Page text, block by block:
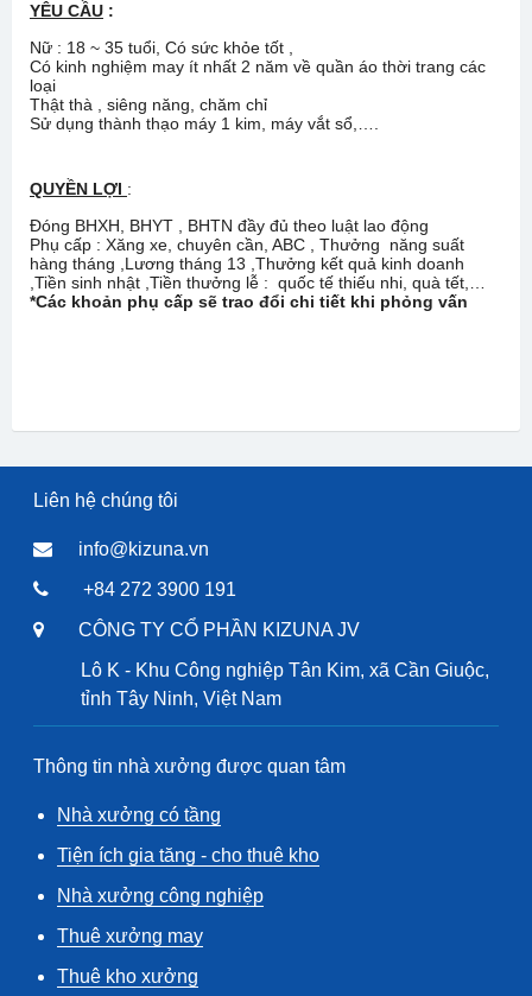
YÊU CẦU :
Nữ : 18 ~ 35 tuổi, Có sức khỏe tốt ,
Có kinh nghiệm may ít nhất 2 năm về quần áo thời trang các
loại
Thật thà , siêng năng, chăm chỉ
Sử dụng thành thạo máy 1 kim, máy vắt sổ,….
QUYỀN LỢI :
Đóng BHXH, BHYT , BHTN đầy đủ theo luật lao động
Phụ cấp : Xăng xe, chuyên cần, ABC , Thưởng năng suất
hàng tháng ,Lương tháng 13 ,Thưởng kết quả kinh doanh
,Tiền sinh nhật ,Tiền thưởng lễ : quốc tế thiếu nhi, quà tết,…
*Các khoản phụ cấp sẽ trao đổi chi tiết khi phỏng vấn
Liên hệ chúng tôi
info@kizuna.vn
+84 272 3900 191
CÔNG TY CỔ PHẦN KIZUNA JV
Lô K - Khu Công nghiệp Tân Kim, xã Cần Giuộc,
tỉnh Tây Ninh, Việt Nam
Thông tin nhà xưởng được quan tâm
Nhà xưởng có tầng
Tiện ích gia tăng - cho thuê kho
Nhà xưởng công nghiệp
Thuê xưởng may
Thuê kho xưởng